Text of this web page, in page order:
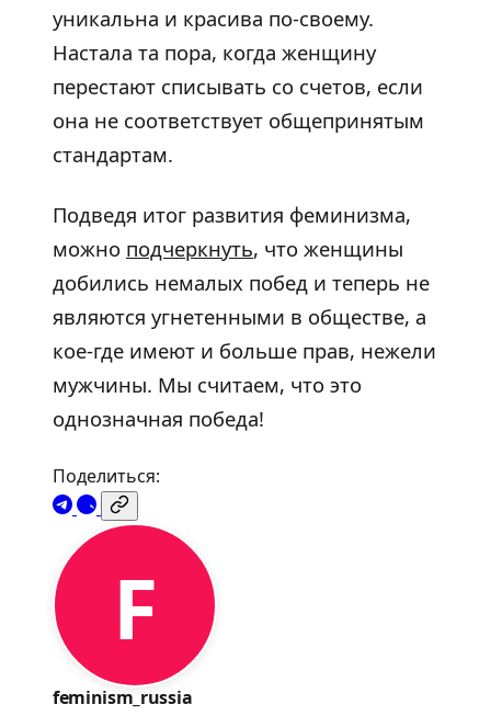
уникальна и красива по-своему.
Настала та пора, когда женщину
перестают списывать со счетов, если
она не соответствует общепринятым
стандартам.
Подведя итог развития феминизма,
можно подчеркнуть, что женщины
добились немалых побед и теперь не
являются угнетенными в обществе, а
кое-где имеют и больше прав, нежели
мужчины. Мы считаем, что это
однозначная победа!
Поделиться:
F
feminism_russia